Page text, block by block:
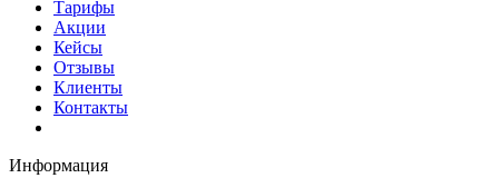
Тарифы
Акции
Кейсы
Отзывы
Клиенты
Контакты
Информация